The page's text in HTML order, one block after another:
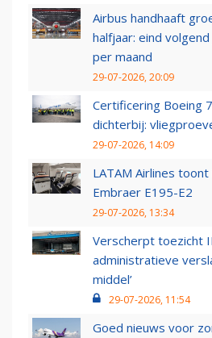
Airbus handhaaft
halfjaar: eind
per maand
29-07-2026, 20:09
Certificering Boeing
dichterbij:
29-07-2026, 14:09
LATAM Airlines
Embraer E195-E2
29-07-2026, 13:34
Verscherpt toezicht
administratieve
middel’
29-07-2026, 11:54
Goed nieuws voor